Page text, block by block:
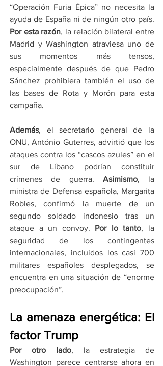
“Operación Furia Épica” no necesita la
Por esta razón, la relación bilateral entre
Madrid y Washington atraviesa uno de
sus momentos más tensos,
especialmente después de que Pedro
Sánchez prohibiera también el uso de
las bases de Rota y Morón para esta
campaña.
Además, el secretario general de la
ONU, António Guterres, advirtió que los
ataques contra los “cascos azules” en el
sur de Líbano podrían constituir
crímenes de guerra. Asimismo, la
ministra de Defensa española, Margarita
Robles, confirmó la muerte de un
segundo soldado indonesio tras un
ataque a un convoy. Por lo tanto, la
seguridad de los contingentes
internacionales, incluidos los casi 700
militares españoles desplegados, se
encuentra en una situación de “enorme
preocupación”.
La amenaza energética: El
factor Trump
Por otro lado, la estrategia de
Washington parece centrarse ahora en